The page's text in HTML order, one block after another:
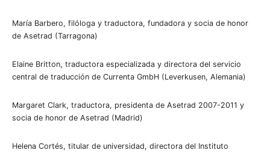
María Barbero, filóloga y traductora, fundadora y socia de honor
de Asetrad (Tarragona)
Elaine Britton, traductora especializada y directora del servicio
central de traducción de Currenta GmbH (Leverkusen, Alemania)
Margaret Clark, traductora, presidenta de Asetrad 2007-2011 y
socia de honor de Asetrad (Madrid)
Helena Cortés, titular de universidad, directora del Instituto